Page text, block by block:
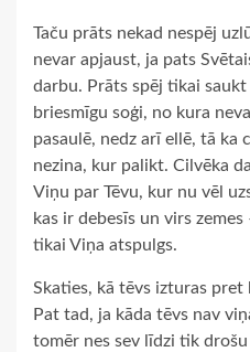
Taču prāts nekad nespēj
nevar apjaust, ja pats
darbu. Prāts spēj tikai
briesmīgu soģi, no kura
pasaulē, nedz arī ellē, tā ka
nezina, kur palikt. Cilvēka
Viņu par Tēvu, kur nu vēl
kas ir debesīs un virs
tikai Viņa atspulgs.
Skaties, kā tēvs izturas
Pat tad, ja kāda tēvs nav
tomēr nes sev līdzi tik